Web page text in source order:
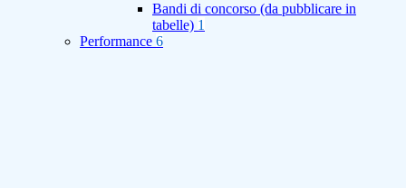
Bandi di concorso (da pubblicare in
tabelle) 1
Performance 6